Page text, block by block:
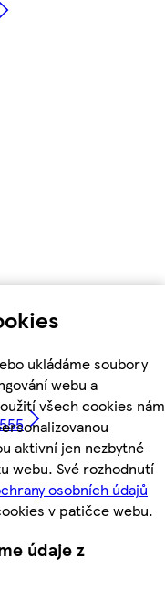
ukládáme soubory
webu a
všech cookies nám
aktivní jen nezbytné
webu. Své rozhodnutí
osobních údajů
v patičce webu.
údaje z